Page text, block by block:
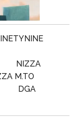
NIZZA
M.TO
DGA